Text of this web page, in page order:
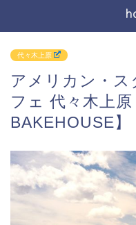
代々木上原
アメリカン・ス
フェ 代々木上
BAKEHOUSE】